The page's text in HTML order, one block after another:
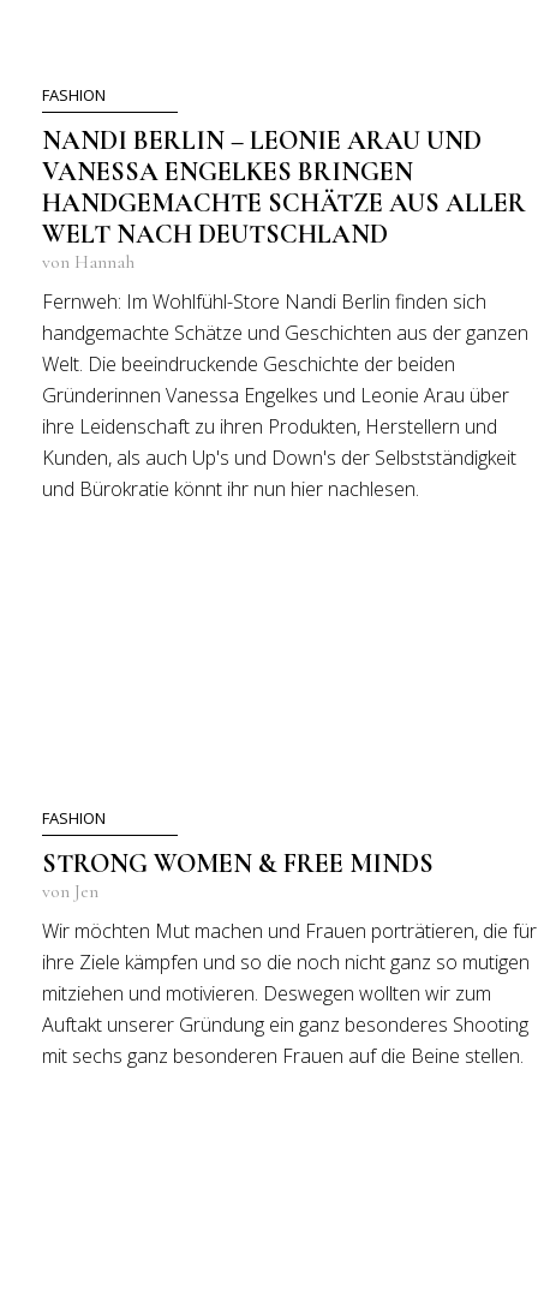
FASHION
NANDI BERLIN – LEONIE ARAU UND
VANESSA ENGELKES BRINGEN
HANDGEMACHTE SCHÄTZE AUS ALLER
WELT NACH DEUTSCHLAND
von Hannah
Fernweh: Im Wohlfühl-Store Nandi Berlin finden sich
handgemachte Schätze und Geschichten aus der ganzen
Welt. Die beeindruckende Geschichte der beiden
Gründerinnen Vanessa Engelkes und Leonie Arau über
ihre Leidenschaft zu ihren Produkten, Herstellern und
Kunden, als auch Up's und Down's der Selbstständigkeit
und Bürokratie könnt ihr nun hier nachlesen.
FASHION
STRONG WOMEN & FREE MINDS
von Jen
Wir möchten Mut machen und Frauen porträtieren, die für
ihre Ziele kämpfen und so die noch nicht ganz so mutigen
mitziehen und motivieren. Deswegen wollten wir zum
Auftakt unserer Gründung ein ganz besonderes Shooting
mit sechs ganz besonderen Frauen auf die Beine stellen.